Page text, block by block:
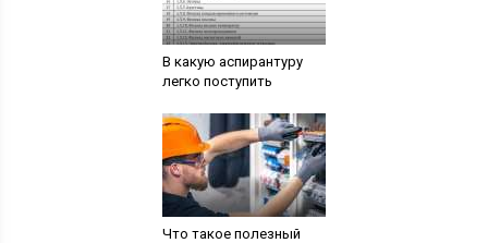
В какую аспирантуру
легко поступить
Что такое полезный